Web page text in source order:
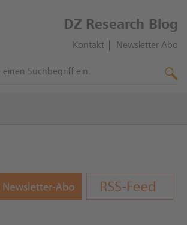
DZ Research Blog
Kontakt Newsletter Abo